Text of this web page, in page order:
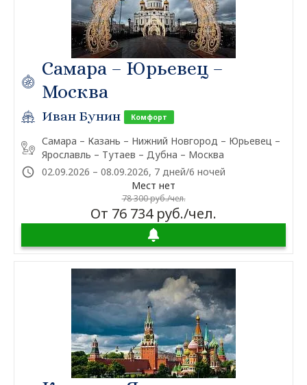
Самара – Юрьевец –
Москва
Иван Бунин Комфорт
Самара – Казань – Нижний Новгород – Юрьевец –
Ярославль – Тутаев – Дубна – Москва
02.09.2026 – 08.09.2026, 7 дней/6 ночей
Мест нет
78 300 руб./чел.
От 76 734 руб./чел.